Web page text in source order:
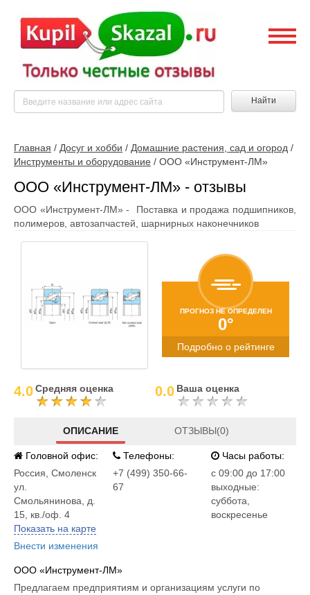
Найти
Главная / Досуг и хобби / Домашние растения, сад и огород /
Инструменты и оборудование / ООО «Инструмент-ЛМ»
ООО «Инструмент-ЛМ» - отзывы
ООО «Инструмент-ЛМ» - Поставка и продажа подшипников,
полимеров, автозапчастей, шарнирных наконечников
ПРОГНОЗ НЕ ОПРЕДЕЛЕН
0°
Подробно о рейтинге
4.0Средняя оценка 0.0 Ваша оценка
ОПИСАНИЕ ОТЗЫВЫ(0)
Головной офис:
Россия Смоленск
ул.
Смольянинова, д.
15, кв./оф. 4
Показать на карте
Внести изменения
Телефоны:
+7 (499) 350-66-
67
Часы работы:
c 09:00 до 17:00
выходные:
суббота,
воскресенье
ООО «Инструмент-ЛМ»
Предлагаем предприятиям и организациям услуги по